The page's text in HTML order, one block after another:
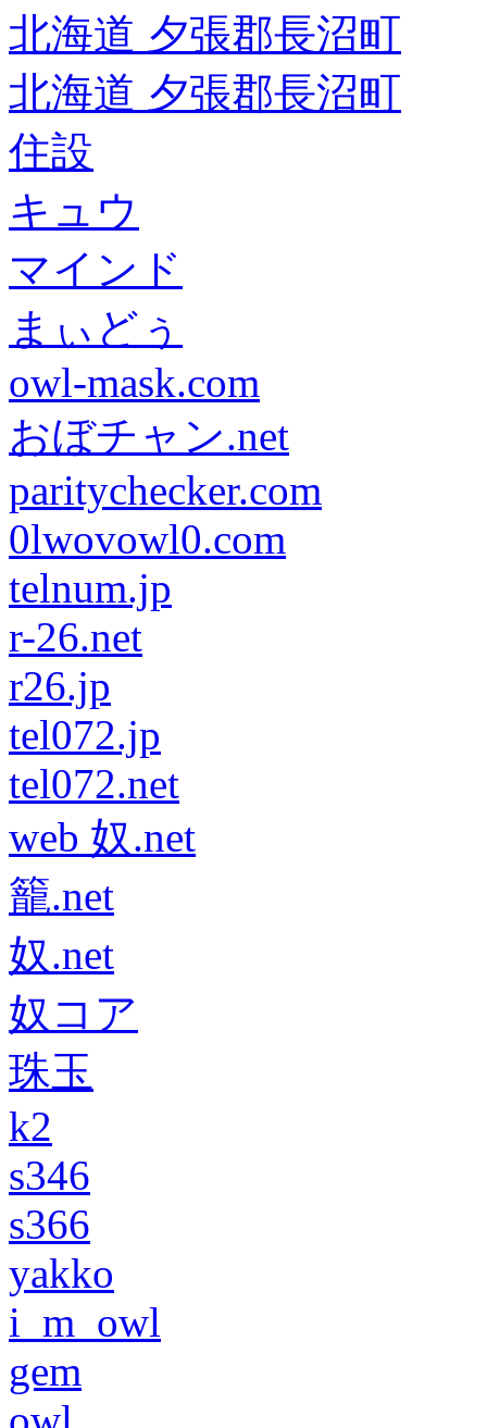
北海道 夕張郡長沼町
北海道 夕張郡長沼町
住設
キュウ
マインド
まぃどぅ
owl-mask.com
おぼチャン.net
paritychecker.com
0lwovowl0.com
telnum.jp
r-26.net
r26.jp
tel072.jp
tel072.net
web 奴.net
籠.net
奴.net
奴コア
珠玉
k2
s346
s366
yakko
i_m_owl
gem